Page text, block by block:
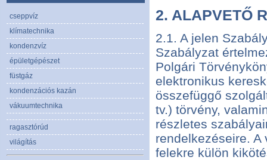
2. ALAPVETŐ
2.1. A jelen
Szabályzat
Polgári
elektronikus
összefüggő
tv.) törvény,
részletes
rendelkezéseire.
felekre külön
cseppvíz
klímatechnika
kondenzvíz
épületgépészet
füstgáz
kondenzációs kazán
vákuumtechnika
ragasztórúd
világítás